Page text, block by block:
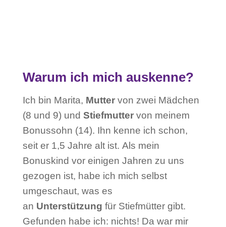
Warum ich mich auskenne?
Ich bin Marita, Mutter von zwei Mädchen
(8 und 9) und Stiefmutter von meinem
Bonussohn (14). Ihn kenne ich schon,
seit er 1,5 Jahre alt ist. Als mein
Bonuskind vor einigen Jahren zu uns
gezogen ist, habe ich mich selbst
umgeschaut, was es
an Unterstützung für Stiefmütter gibt.
Gefunden habe ich: nichts! Da war mir